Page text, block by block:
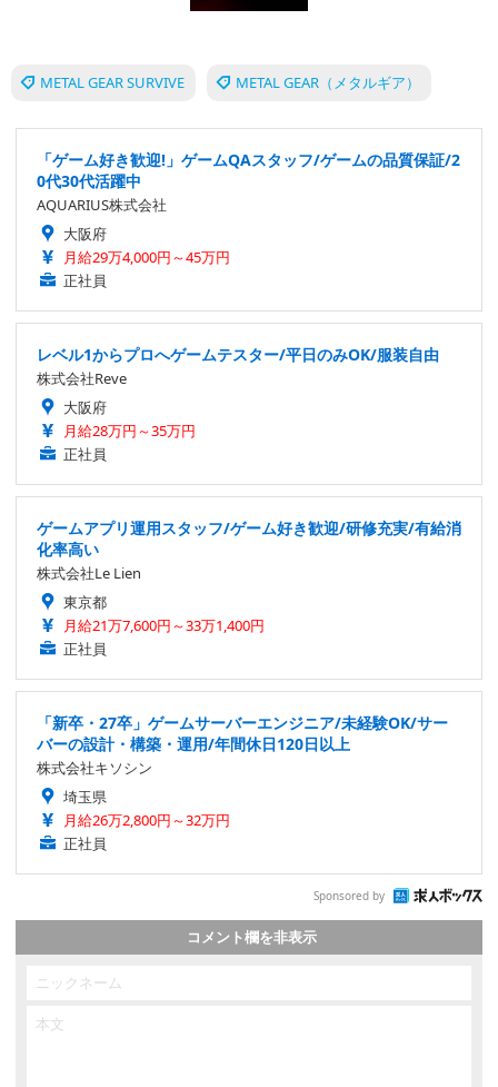
METAL GEAR SURVIVE METAL GEAR（メタルギア）
「ゲーム好き歓迎!」ゲームQAスタッフ/ゲームの品質保証/2
0代30代活躍中
AQUARIUS株式会社
大阪府
月給29万4,000円～45万円
正社員
レベル1からプロへゲームテスター/平日のみOK/服装自由
株式会社Reve
大阪府
月給28万円～35万円
正社員
ゲームアプリ運用スタッフ/ゲーム好き歓迎/研修充実/有給消
化率高い
株式会社Le Lien
東京都
月給21万7,600円～33万1,400円
正社員
「新卒・27卒」ゲームサーバーエンジニア/未経験OK/サー
バーの設計・構築・運用/年間休日120日以上
株式会社キソシン
埼玉県
月給26万2,800円～32万円
正社員
Sponsored by
コメント欄を非表示